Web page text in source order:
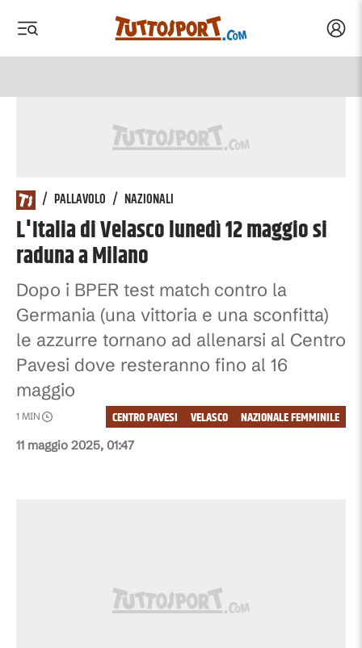
/ PALLAVOLO / NAZIONALI
L'Italia di Velasco lunedì 12 maggio si
raduna a Milano
Dopo i BPER test match contro la
Germania (una vittoria e una sconfitta)
le azzurre tornano ad allenarsi al Centro
Pavesi dove resteranno fino al 16
maggio
11 maggio 2025, 01:47
1 MIN NAZIONALE FEMMINILE
VELASCO
CENTRO PAVESI